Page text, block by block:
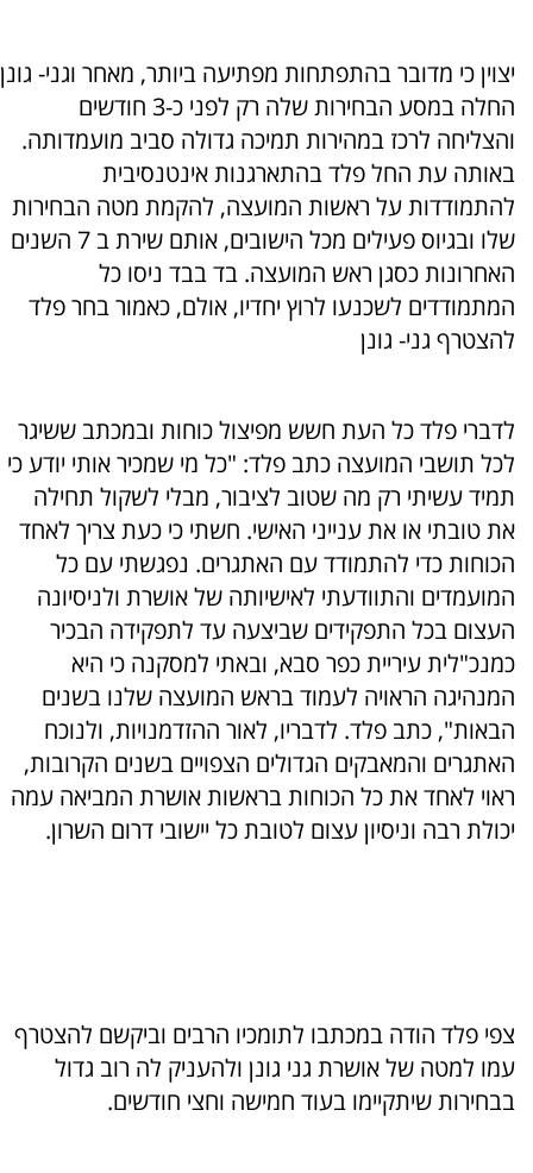
יצוין כי מדובר בהתפתחות מפתיעה ביותר, מאחר וגני- גונן
החלה במסע הבחירות שלה רק לפני כ-3 חודשים
והצליחה לרכז במהירות תמיכה גדולה סביב מועמדותה.
באותה עת החל פלד בהתארגנות אינטנסיבית
להתמודדות על ראשות המועצה, להקמת מטה הבחירות
שלו ובגיוס פעילים מכל הישובים, אותם שירת ב 7 השנים
האחרונות כסגן ראש המועצה. בד בבד ניסו כל
המתמודדים לשכנעו לרוץ יחדיו, אולם, כאמור בחר פלד
להצטרף גני- גונן
לדברי פלד כל העת חשש מפיצול כוחות ובמכתב ששיגר
לכל תושבי המועצה כתב פלד: "כל מי שמכיר אותי יודע כי
תמיד עשיתי רק מה שטוב לציבור, מבלי לשקול תחילה
את טובתי או את ענייני האישי. חשתי כי כעת צריך לאחד
הכוחות כדי להתמודד עם האתגרים. נפגשתי עם כל
המועמדים והתוודעתי לאישיותה של אושרת ולניסיונה
העצום בכל התפקידים שביצעה עד לתפקידה הבכיר
כמנכ"לית עיריית כפר סבא, ובאתי למסקנה כי היא
המנהיגה הראויה לעמוד בראש המועצה שלנו בשנים
הבאות", כתב פלד. לדבריו, לאור ההזדמנויות, ולנוכח
האתגרים והמאבקים הגדולים הצפויים בשנים הקרובות,
ראוי לאחד את כל הכוחות בראשות אושרת המביאה עמה
יכולת רבה וניסיון עצום לטובת כל יישובי דרום השרון.
צפי פלד הודה במכתבו לתומכיו הרבים וביקשם להצטרף
עמו למטה של אושרת גני גונן ולהעניק לה רוב גדול
בבחירות שיתקיימו בעוד חמישה וחצי חודשים.